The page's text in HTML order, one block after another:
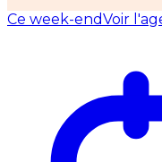
Ce week-endVoir